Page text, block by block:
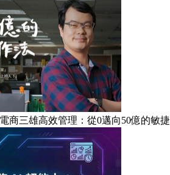
商三雄高效管理：從0邁向50億的敏